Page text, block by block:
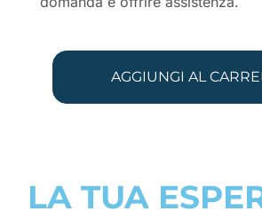
AGGIUNGI AL
LA TUA